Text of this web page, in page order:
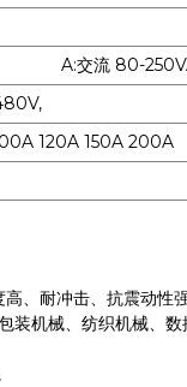
流 80-
150A 200A
、耐冲击、抗震动性
装机械、纺织机械、